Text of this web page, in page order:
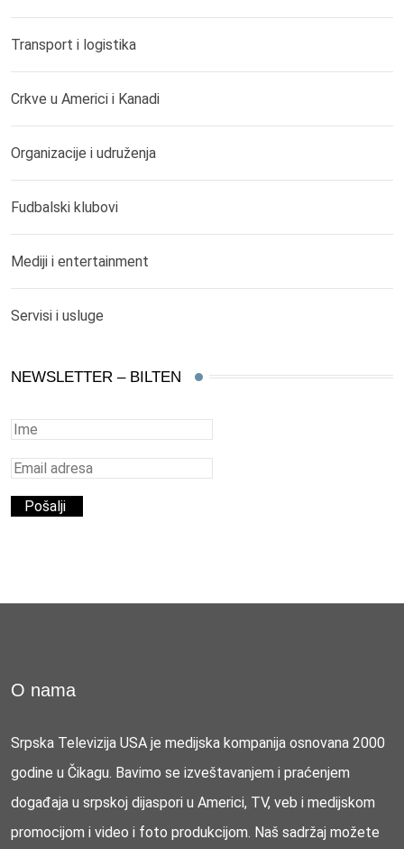
Transport i logistika
Crkve u Americi i Kanadi
Organizacije i udruženja
Fudbalski klubovi
Mediji i entertainment
Servisi i usluge
NEWSLETTER – BILTEN
O nama
Srpska Televizija USA je medijska kompanija osnovana 2000
godine u Čikagu. Bavimo se izveštavanjem i praćenjem
događaja u srpskoj dijaspori u Americi, TV, veb i medijskom
promocijom i video i foto produkcijom. Naš sadržaj možete